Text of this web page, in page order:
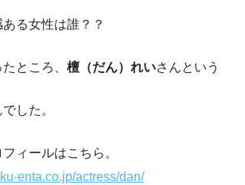
る女性は誰？？
ところ、 檀（だん）れいさんという
した。
ィールはこちら。
enta.co.jp/actress/dan/